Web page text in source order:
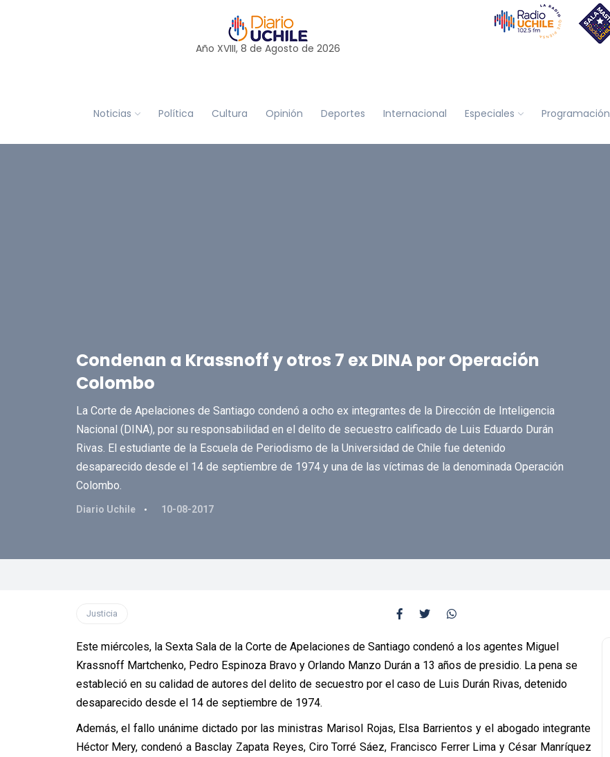
Año XVIII, 8 de Agosto de 2026
Noticias Política Cultura Opinión Deportes Internacional Especiales Programación
Condenan a Krassnoff y otros 7 ex DINA por Operación
Colombo
La Corte de Apelaciones de Santiago condenó a ocho ex integrantes de la Dirección de Inteligencia
Nacional (DINA), por su responsabilidad en el delito de secuestro calificado de Luis Eduardo Durán
Rivas. El estudiante de la Escuela de Periodismo de la Universidad de Chile fue detenido
desaparecido desde el 14 de septiembre de 1974 y una de las víctimas de la denominada Operación
Colombo.
Diario Uchile 10-08-2017
Justicia
Este miércoles, la Sexta Sala de la Corte de Apelaciones de Santiago condenó a los agentes Miguel
Krassnoff Martchenko, Pedro Espinoza Bravo y Orlando Manzo Durán a 13 años de presidio. La pena se
estableció en su calidad de autores del delito de secuestro por el caso de Luis Durán Rivas, detenido
desaparecido desde el 14 de septiembre de 1974.
Además, el fallo unánime dictado por las ministras Marisol Rojas, Elsa Barrientos y el abogado integrante
Héctor Mery, condenó a Basclay Zapata Reyes, Ciro Torré Sáez, Francisco Ferrer Lima y César Manríquez